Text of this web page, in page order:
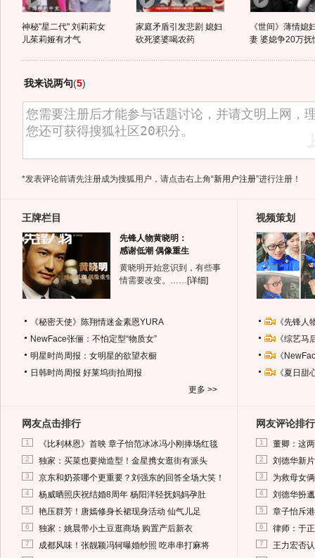
神秘"星二代" 刘莉莉女
儿茱莉娅有才气
家庭矛盾引发悲剧 媳妇
砍死婆婆喝农药
《世间》薄情媳
妻 婆媳争20万抚
我来说两句(5)
*发表评论前请先注册成为搜狐用户，请点击右上角“新用户注册”进行注册！
王牌栏目
先锋人物黄晓明：
感谢低潮 偶像重生
黄晓明开始意识到，有些事
情需要改变。…… [详细]
《秘密天使》陈翔情迷金素恩YURA
NewFace张俪：不怕定型“物质女”
明星时尚周报：女明星的欲望衣橱
日韩时尚周报 好莱坞街拍周报
更多 >>
视频策划
《先锋
《综艺
《
《夏日
网友点击排行
1 《比利林恩》首映 章子怡范冰冰冯小刚捧场红毯
2 独家：买菜也要拗造型！金星携女逛街有派头
3 京东和奶茶哪个更重要？刘强东的回答全场大笑！
4 杨威晒照庆祝结婚8周年 杨阳洋轻抚妈妈孕肚
5 艳压群芳！唐嫣修身长裙现身活动 仙气儿足
6 独家：姚晨带小土豆逛商场 购置产后新衣
7 成都风味！张靓颖冯轲曝婚纱照 吃串串打麻将
网友评论排行
1 董卿：这
2 刘德华新
3 为救母女
4 刘德华扮
5 章子怡斥
6 律师：于
7 王力宏否